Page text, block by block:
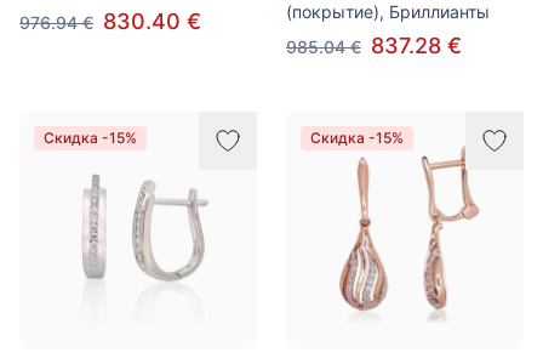
976.94 € 830.40 €
(покрытие), Бриллианты
985.04 € 837.28 €
Скидка -15% Скидка -15%